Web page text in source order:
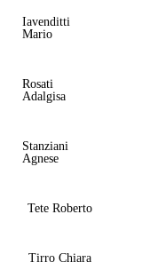
Iavenditti
Mario
Rosati
Adalgisa
Stanziani
Agnese
Tete Roberto
Tirro Chiara